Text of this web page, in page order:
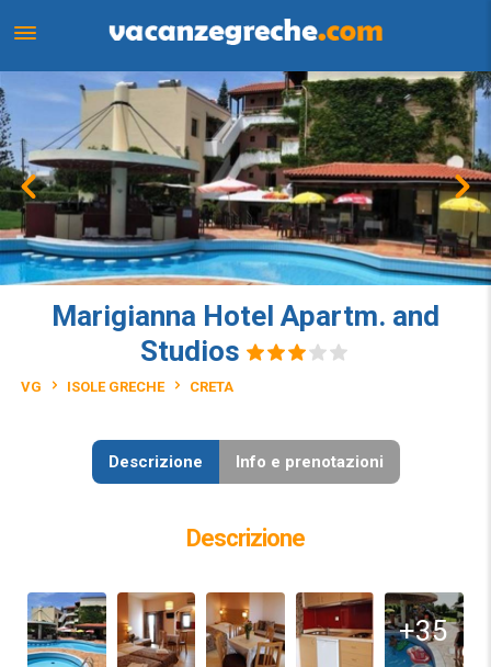
Marigianna Hotel Apartm. and
Studios
VG ISOLE GRECHE CRETA
Descrizione Info e prenotazioni
Descrizione
+35